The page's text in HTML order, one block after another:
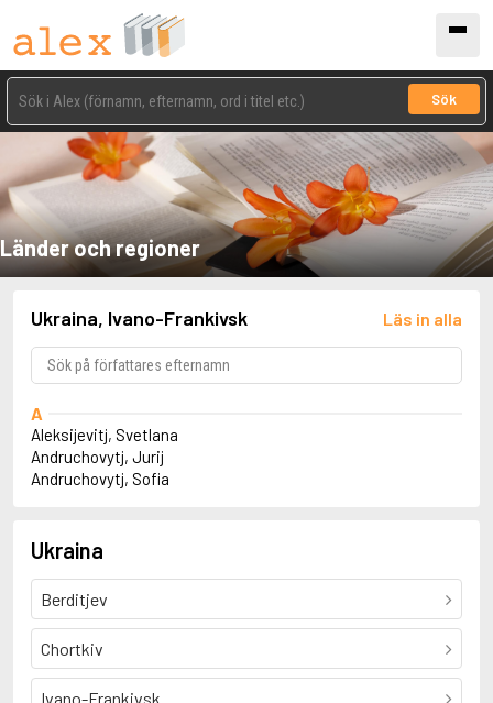
Sök
Länder och regioner
Ukraina, Ivano-Frankivsk Läs in alla
A
Aleksijevitj, Svetlana
Andruchovytj, Jurij
Andruchovytj, Sofia
Ukraina
Berditjev
Chortkiv
Ivano-Frankivsk